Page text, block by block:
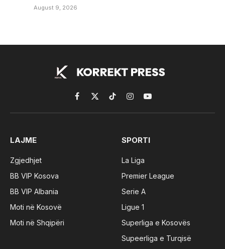
August 9, 2026
Facebook
X
(Twitter)
TikTokInstagramYouTube
LAJME
Zgjedhjet
BB VIP Kosova
BB VIP Albania
Moti në Kosovë
Moti në Shqipëri
SPORTI
La Liga
Premier League
Serie A
Ligue 1
Superliga e Kosovës
Supeerliga e Turqisë